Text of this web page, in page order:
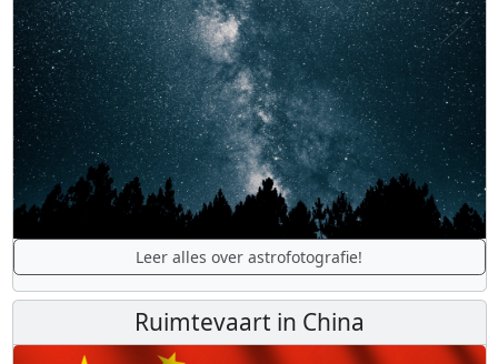
Leer alles over astrofotografie!
Ruimtevaart in China